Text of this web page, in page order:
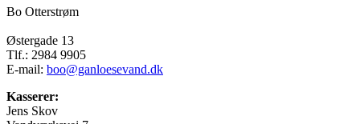
Bo Otterstrøm
Østergade 13
Tlf.: 2984 9905
E-mail: boo@ganloesevand.dk
Kasserer:
Jens Skov